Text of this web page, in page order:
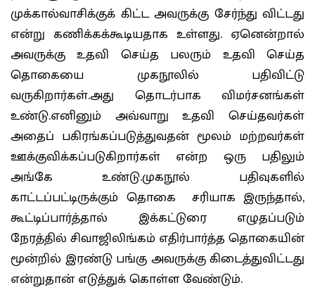
முக்கால்வாசிக்குக் கிட்ட அவருக்கு சேர்ந்து விட்டது
என்று கணிக்கக்கூடியதாக உள்ளது. ஏனென்றால்
அவருக்கு உதவி செய்த பலரும் உதவி செய்த
தொகையை முகநூலில் பதிவிட்டு
வருகிறார்கள்.அது தொடர்பாக விமர்சனங்கள்
உண்டு.எனினும் அவ்வாறு உதவி செய்தவர்கள்
அதைப் பகிரங்கப்படுத்துவதன் மூலம் மற்றவர்கள்
ஊக்குவிக்கப்படுகிறார்கள் என்ற ஒரு பதிலும்
அங்கே உண்டு.முகநூல் பதிவுகளில்
காட்டப்பட்டிருக்கும் தொகை சரியாக இருந்தால்,
கூட்டிப்பார்த்தால் இக்கட்டுரை எழுதப்படும்
நேரத்தில் சிவாஜிலிங்கம் எதிர்பார்த்த தொகையின்
மூன்றில் இரண்டு பங்கு அவருக்கு கிடைத்துவிட்டது
என்றுதான் எடுத்துக் கொள்ள வேண்டும்.